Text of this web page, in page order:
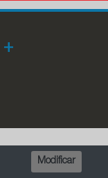
Modificar
+